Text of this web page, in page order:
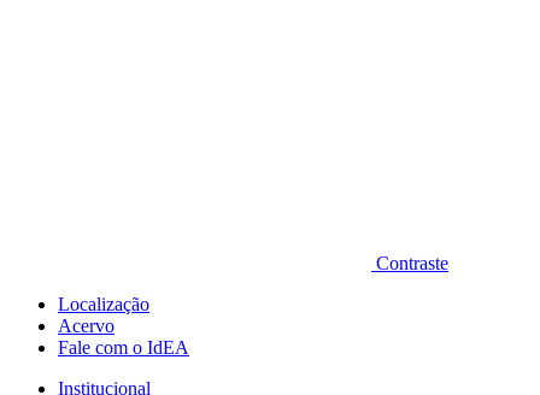
Contraste
Localização
Acervo
Fale com o IdEA
Institucional